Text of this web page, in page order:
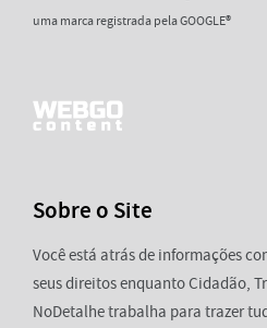
uma marca registrada pela GOOGLE®
Sobre o Site
Você está atrás de informações
seus direitos enquanto Cidadão,
NoDetalhe trabalha para trazer